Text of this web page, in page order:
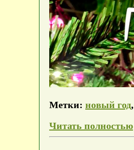
Метки: новый год,
Читать полностью